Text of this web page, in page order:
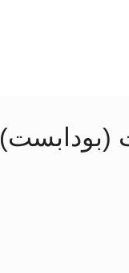
(بودابست)